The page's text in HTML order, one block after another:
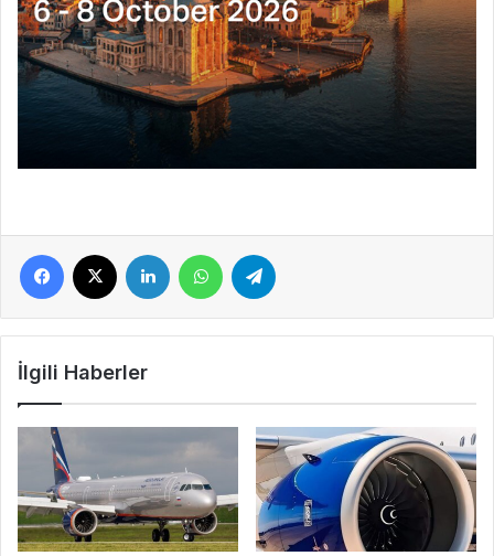
Facebook LinkedIn WhatsApp
İlgili Haberler